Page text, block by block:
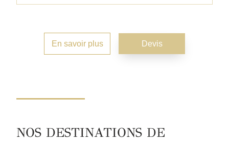
En savoir plus Devis
NOS DESTINATIONS DE